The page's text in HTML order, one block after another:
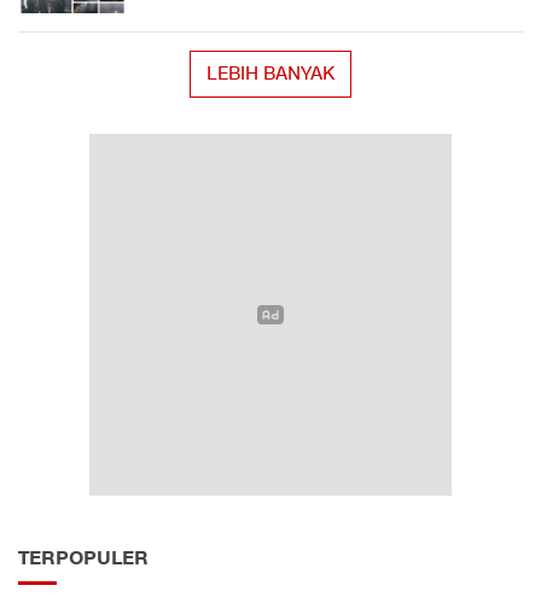
LEBIH BANYAK
TERPOPULER